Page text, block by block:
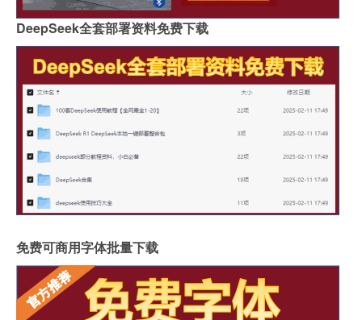
DeepSeek全套部署资料免费下载
免费可商用字体批量下载